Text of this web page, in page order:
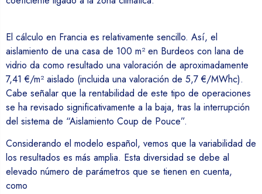
El cálculo en Francia es relativamente sencillo. Así, el
aislamiento de una casa de 100 m² en Burdeos con lana de
vidrio da como resultado una valoración de aproximadamente
7,41 €/m² aislado (incluida una valoración de 5,7 €/MWhc).
Cabe señalar que la rentabilidad de este tipo de operaciones
se ha revisado significativamente a la baja, tras la interrupción
del sistema de “Aislamiento Coup de Pouce”.
Considerando el modelo español, vemos que la variabilidad de
los resultados es más amplia. Esta diversidad se debe al
elevado número de parámetros que se tienen en cuenta,
como